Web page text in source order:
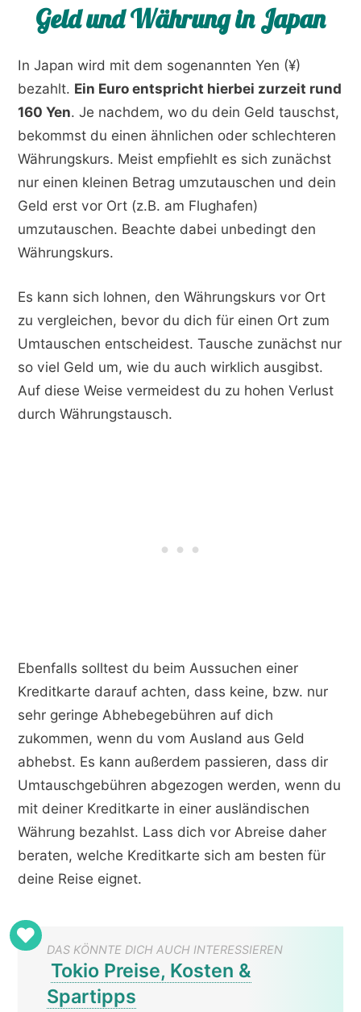
Geld und Währung in Japan
In Japan wird mit dem sogenannten Yen (¥)
bezahlt. Ein Euro entspricht hierbei zurzeit rund
160 Yen. Je nachdem, wo du dein Geld tauschst,
bekommst du einen ähnlichen oder schlechteren
Währungskurs. Meist empfiehlt es sich zunächst
nur einen kleinen Betrag umzutauschen und dein
Geld erst vor Ort (z.B. am Flughafen)
umzutauschen. Beachte dabei unbedingt den
Währungskurs.
Es kann sich lohnen, den Währungskurs vor Ort
zu vergleichen, bevor du dich für einen Ort zum
Umtauschen entscheidest. Tausche zunächst nur
so viel Geld um, wie du auch wirklich ausgibst.
Auf diese Weise vermeidest du zu hohen Verlust
durch Währungstausch.
Ebenfalls solltest du beim Aussuchen einer
Kreditkarte darauf achten, dass keine, bzw. nur
sehr geringe Abhebegebühren auf dich
zukommen, wenn du vom Ausland aus Geld
abhebst. Es kann außerdem passieren, dass dir
Umtauschgebühren abgezogen werden, wenn du
mit deiner Kreditkarte in einer ausländischen
Währung bezahlst. Lass dich vor Abreise daher
beraten, welche Kreditkarte sich am besten für
deine Reise eignet.
DAS KÖNNTE DICH AUCH INTERESSIEREN
Tokio Preise, Kosten &
Spartipps